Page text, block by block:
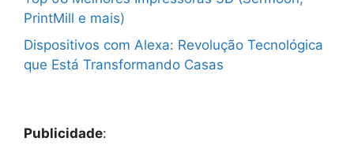
PrintMill e mais)
Dispositivos com Alexa: Revolução Tecnológica
que Está Transformando Casas
Publicidade: